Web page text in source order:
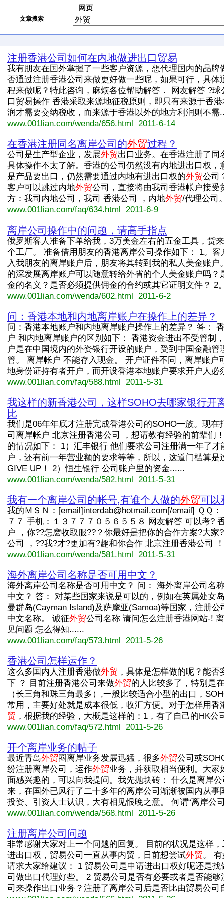
文章搜索
网页
注册香港公司如何在内地做进出口贸易
我有朋友在国外掌握了一些客户资源，想代理国内的品牌
否通过注册香港公司来做更好做一些呢，如果可行，具体
程来做呢？特此咨询，麻烦各位帮助解答． 网友解答 ?球
口贸易操作 香港采取来源地征税原则，即只有来源于香
润才需要交纳税收，而来源于香港以外的地方利润则不需
www.001lian.com/wenda/656.html 2011-6-14
在香港注册同名离岸公司的外贸过程？
公司是生产型企业，发展外贸出口业务。在香港注册了同
具体操作不太了解。香港的公司仍然没有内地进出口权，
是产品要出口，仍然需要通过内地有进出口权的外贸公司
客户可以跳过内地外贸公司，直接将由我司香港帐户接受
方：我司内地公司，我司 香港公司 ，内地外贸/代理公司
www.001lian.com/faq/634.html 2011-6-9
离岸公司操作中的问题，请高手指点
俄罗斯客人准备下单给我，3万美金左右的五金工具，货
个工厂。 准备借用朋友的香港离岸公司操作如下： 1。客
入我朋友的离岸账户后，朋友将其转到我的私人美金账户
的深发展离岸账户可以随意转给外省的个人美金账户吗？
金的名义？是否必须提供佣金的合约或其它证明文件？ 2
www.001lian.com/wenda/602.html 2011-6-2
问：香港本地和内地离岸账户在操作上的差异？
问：香港本地账户和内地离岸账户操作上的差异？ 答：
户 和内地离岸账户的区别如下： 香港资金进出不受管制
户是在中国境内的外资银行开设的账户，受到中国金融管
管。 离岸帐户 不能存入现金。 开户证件不同，离岸账户
地身份证持有者开户，而开设香港本地账户要求开户人必
www.001lian.com/faq/588.html 2011-5-31
我这样的新香港公司，这样SOHO去哪家银行开
比
我们是06年年底才注册完成香港公司的SOHO一族。现在
司离岸帐户 北京注册香港公司 ，想请教有经验的前辈们
的情况如下： 1）汇丰银行 他们要求公司注册满一年了才
户，还有前一年营业额的要求等等，所以，这道门槛算是
GIVE UP！ 2）恒生银行 公司账户里的资金......
www.001lian.com/wenda/582.html 2011-5-31
我有一个离岸公司的帐号,有谁个人做的外贸可以
我的ＭＳＮ：[email]interdab@hotmail.com[/email] ＱＱ
７７ 手机：１３７７７０５６５５８ 网友解答 可以考?
户 ，你??怎麽收取服??？你最好是把你的合作方案?大家
公司 ，??我?才?更加有?趣和你合作 北京注册香港公司
www.001lian.com/wenda/581.html 2011-5-31
海外离岸公司名称是否可用中文？
海外离岸公司名称是否可用中文？ 问： 海外离岸公司名
中文？ 答： 对某些国家来说是可以的，例如在英属处女
曼群岛(Cayman Island)及萨摩亚(Samoa)等国家，注册公
中文名称。 诚征外贸公司名称 请问怎么注册香港网站-!
见问题 怎么得知......
www.001lian.com/faq/573.html 2011-5-26
香港公司怎样运作？
这么多国内人注册香港做外贸 ，具体是怎样做的呢？能否
下 ？ 目前注册香港公司来做外贸的人比较多了，特别是
（长三角和珠三角最多）,一般比较适合小型的出口，
常用，主要好处就是成本很低，收汇方便。对于怎样用香
贸 ，根据我的经验，大概是这样的：1，有了自己的HK公
www.001lian.com/faq/572.html 2011-5-26
开个离岸业务的帖子
最近青岛外贸圈离岸业务发展迅猛，很多外贸公司或
纷注册离岸公司，运作外贸业务，并获取相当便利。大家
面感兴趣的，可以向我提问。我先抛块砖： 什么是离岸
来，在国外已风行了二十多年的离岸公司渐渐被国内从事
投资、引资人士认识，大有相见恨晚之意。 何谓“离岸公
www.001lian.com/wenda/568.html 2011-5-26
注册离岸公司问题
非常感谢大家对上一个问题的回复。 目前的状况是这样
进出口权，贸易公司一直从事内贸，日前想尝试外贸。
请求大家给建议： 1 贸易公司是申请进出口权好呢还是找
司做出口代理好些。 2 贸易公司是否有必要或者是否能够
司来操作出口业务？注册了离岸公司后是否比由贸易公司